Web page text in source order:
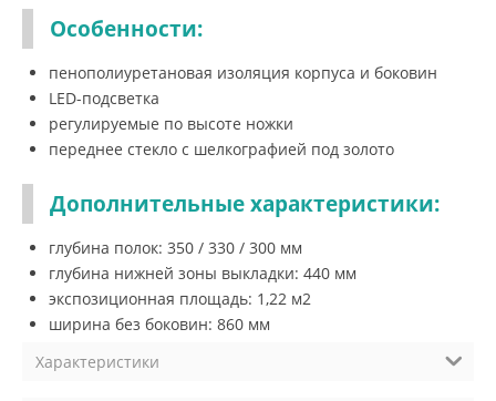
Особенности:
пенополиуретановая изоляция корпуса и боковин
LED-подсветка
регулируемые по высоте ножки
переднее стекло с шелкографией под золото
Дополнительные характеристики:
глубина полок: 350 / 330 / 300 мм
глубина нижней зоны выкладки: 440 мм
экспозиционная площадь: 1,22 м2
ширина без боковин: 860 мм
Характеристики